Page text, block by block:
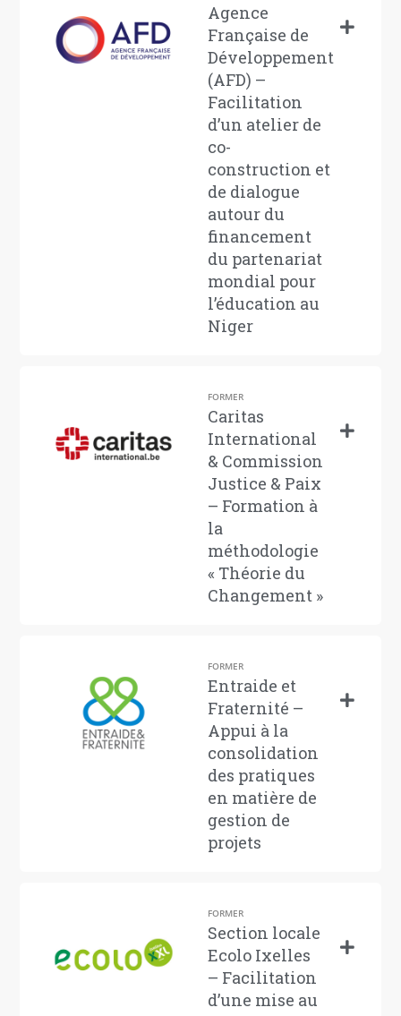
Agence
Française de
Développement
(AFD) –
Facilitation
d’un atelier de
co-
construction et
de dialogue
autour du
financement
du partenariat
mondial pour
l’éducation au
Niger
FORMER
Caritas
International
& Commission
Justice & Paix
– Formation à
la
méthodologie
« Théorie du
Changement »
FORMER
Entraide et
Fraternité –
Appui à la
consolidation
des pratiques
en matière de
gestion de
projets
FORMER
Section locale
Ecolo Ixelles
– Facilitation
d’une mise au